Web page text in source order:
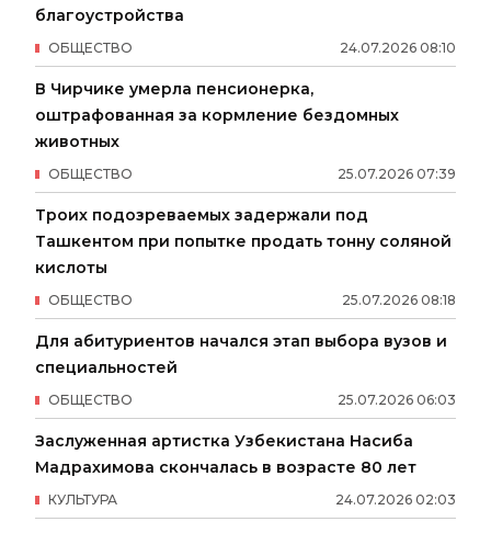
благоустройства
24.07.2026 08:10
ОБЩЕСТВО
В Чирчике умерла пенсионерка,
оштрафованная за кормление бездомных
животных
25.07.2026 07:39
ОБЩЕСТВО
Троих подозреваемых задержали под
Ташкентом при попытке продать тонну соляной
кислоты
25.07.2026 08:18
ОБЩЕСТВО
Для абитуриентов начался этап выбора вузов и
специальностей
25.07.2026 06:03
ОБЩЕСТВО
Заслуженная артистка Узбекистана Насиба
Мадрахимова скончалась в возрасте 80 лет
24.07.2026 02:03
КУЛЬТУРА